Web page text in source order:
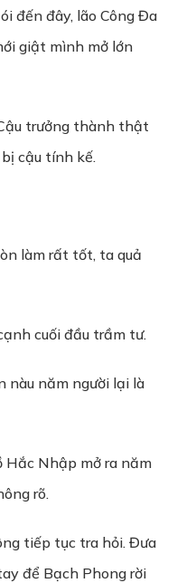
đến đây, lão Công Đa
giật mình mở lớn
trưởng thành thật
cậu tính kế.
làm rất tốt, ta quả
cuối đầu trầm tư.
nàu năm người lại là
Hắc Nhập mở ra năm
rõ.
tiếp tục tra hỏi. Đưa
để Bạch Phong rời